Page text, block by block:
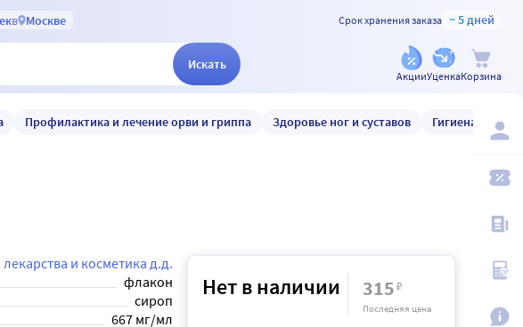
в Москве Срок хранения заказа ~ 5 дней
Искать
АкцииУценкаКорзина
Профилактика и лечение орви и гриппа Здоровье ног и суставов Гигиена и уход
и косметика д.д.
флакон
сироп
667 мг/мл
Нет в наличии 315₽
Последняя цена